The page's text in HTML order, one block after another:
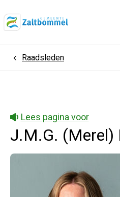
HomeRaadsleden
Lees pagina voor
J.M.G. (Merel)